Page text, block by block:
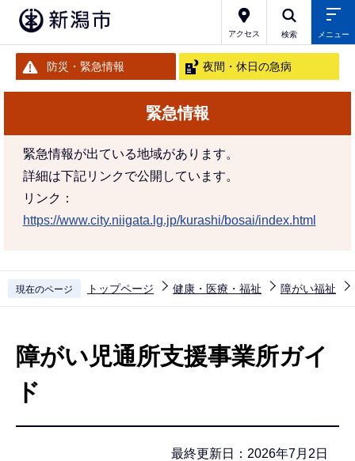
アクセス 検索 メニュー
防災・緊急情報 夜間・休日の急病
緊急情報
緊急情報が出ている地域があります。
詳細は下記リンクで公開しています。
リンク：
https://www.city.niigata.lg.jp/kurashi/bosai/index.html
現在のページ トップページ 健康・医療・福祉 障がい福祉
障がい児通所支援事業所ガイ
ド
最終更新日：2026年7月2日